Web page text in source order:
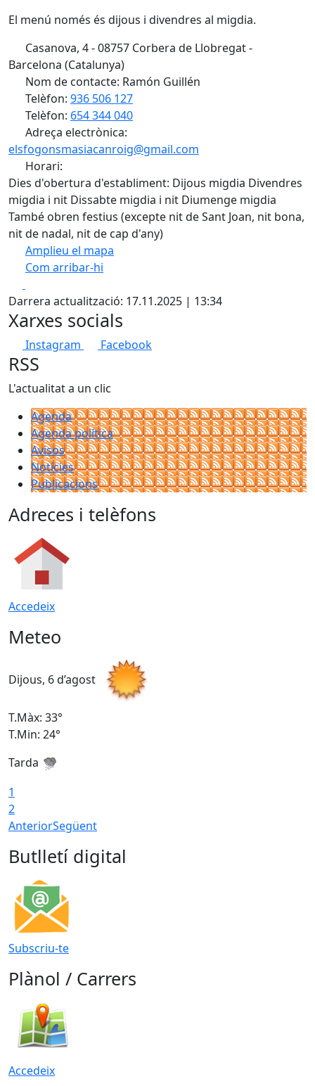
El menú només és dijous i divendres al migdia.
Casanova, 4 - 08757 Corbera de Llobregat -
Barcelona (Catalunya)
Nom de contacte: Ramón Guillén
Telèfon: 936 506 127
Telèfon: 654 344 040
Adreça electrònica:
elsfogonsmasiacanroig@gmail.com
Horari:
Dies d'obertura d'establiment: Dijous migdia Divendres
migdia i nit Dissabte migdia i nit Diumenge migdia
També obren festius (excepte nit de Sant Joan, nit bona,
nit de nadal, nit de cap d'any)
Amplieu el mapa
Com arribar-hi
+
−
Darrera actualització: 17.11.2025 | 13:34
Xarxes socials
Instagram Facebook
RSS
L'actualitat a un clic
Agenda
Agenda política
Avisos
Notícies
Publicacions
Adreces i telèfons
Accedeix
Meteo
Dijous, 6 d’agost
T.Màx: 33°
T.Min: 24°
Tarda
1
2
AnteriorSegüent
Butlletí digital
Subscriu-te
Plànol / Carrers
Accedeix